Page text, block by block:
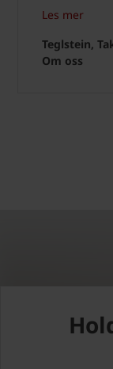
Les mer
Teglstein,
Om oss